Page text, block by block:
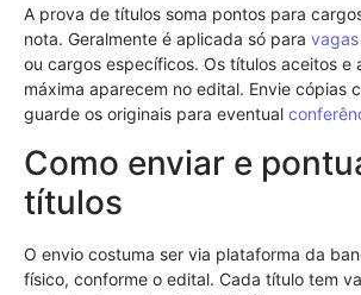
A prova de títulos soma pontos para
nota. Geralmente é aplicada só para vagas
ou cargos específicos. Os títulos aceitos e
máxima aparecem no edital. Envie cópias
guarde os originais para eventual
Como enviar e
títulos
O envio costuma ser via plataforma da
físico, conforme o edital. Cada título tem